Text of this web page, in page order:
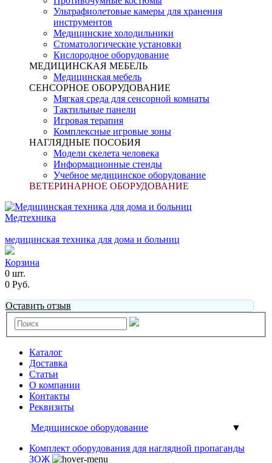
Ультрафиолетовые камеры для хранения
инструментов
Медицинские холодильники
Стоматологические установки
Кислородное оборудование
МЕДИЦИНСКАЯ МЕБЕЛЬ
Медицинская мебель
СЕНСОРНОЕ ОБОРУДОВАНИЕ
Мягкая среда для сенсорной комнаты
Тактильные панели
Игровая терапия
Комплексные игровые зоны
НАГЛЯДНЫЕ ПОСОБИЯ
Модели скелета человека
Информационные стенды
Учебное медицинское оборудование
ВЕТЕРИНАРНОЕ ОБОРУДОВАНИЕ
Медтехника
медицинская техника для дома и больниц
Корзина
0 шт.
0 Руб.
Оставить отзыв
Каталог
Доставка
Статьи
О компании
Контакты
Реквизиты
Медицинское оборудование
▼
Комплект оборудования для наглядной пропаганды
ЗОЖ